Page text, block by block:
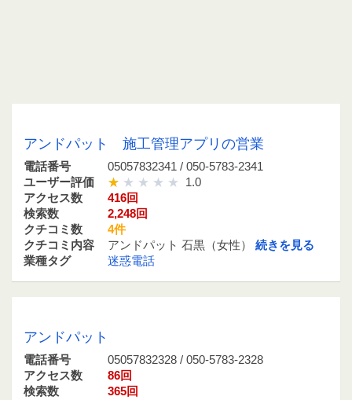
アンドパット 施工管理アプリの営業
電話番号
05057832341 / 050-5783-2341
ユーザー評価
1.0
アクセス数
416回
検索数
2,248回
クチコミ数
4件
クチコミ内容
アンドパット 石黒（女性） 続きを見る
業種タグ
迷惑電話
アンドパット
電話番号
05057832328 / 050-5783-2328
アクセス数
86回
検索数
365回